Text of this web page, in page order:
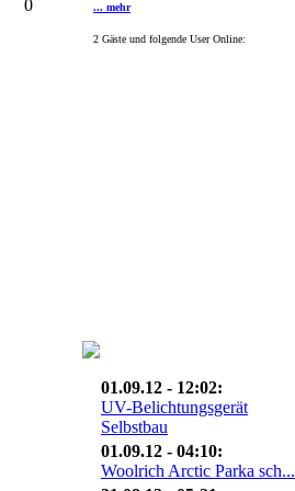
0
... mehr
2 Gäste und folgende User Online:
01.09.12 - 12:02:
UV-Belichtungsgerät
Selbstbau
01.09.12 - 04:10:
Woolrich Arctic Parka sch...